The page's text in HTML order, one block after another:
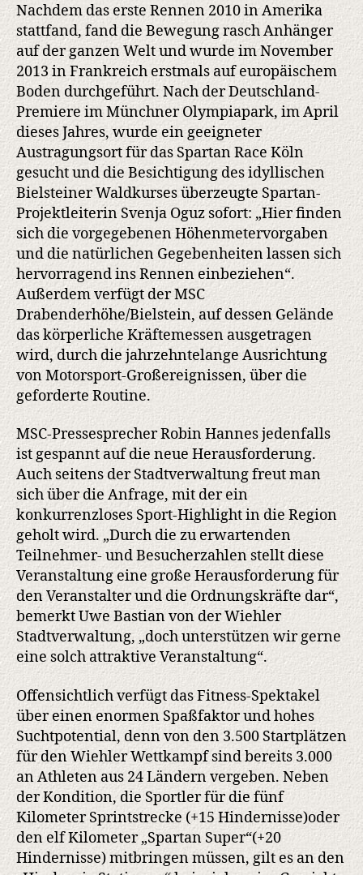
Nachdem das erste Rennen 2010 in Amerika
stattfand, fand die Bewegung rasch Anhänger
auf der ganzen Welt und wurde im November
2013 in Frankreich erstmals auf europäischem
Boden durchgeführt. Nach der Deutschland-
Premiere im Münchner Olympiapark, im April
dieses Jahres, wurde ein geeigneter
Austragungsort für das Spartan Race Köln
gesucht und die Besichtigung des idyllischen
Bielsteiner Waldkurses überzeugte Spartan-
Projektleiterin Svenja Oguz sofort: „Hier finden
sich die vorgegebenen Höhenmetervorgaben
und die natürlichen Gegebenheiten lassen sich
hervorragend ins Rennen einbeziehen“.
Außerdem verfügt der MSC
Drabenderhöhe/Bielstein, auf dessen Gelände
das körperliche Kräftemessen ausgetragen
wird, durch die jahrzehntelange Ausrichtung
von Motorsport-Großereignissen, über die
geforderte Routine.
MSC-Pressesprecher Robin Hannes jedenfalls
ist gespannt auf die neue Herausforderung.
Auch seitens der Stadtverwaltung freut man
sich über die Anfrage, mit der ein
konkurrenzloses Sport-Highlight in die Region
geholt wird. „Durch die zu erwartenden
Teilnehmer- und Besucherzahlen stellt diese
Veranstaltung eine große Herausforderung für
den Veranstalter und die Ordnungskräfte dar“,
bemerkt Uwe Bastian von der Wiehler
Stadtverwaltung, „doch unterstützen wir gerne
eine solch attraktive Veranstaltung“.
Offensichtlich verfügt das Fitness-Spektakel
über einen enormen Spaßfaktor und hohes
Suchtpotential, denn von den 3.500 Startplätzen
für den Wiehler Wettkampf sind bereits 3.000
an Athleten aus 24 Ländern vergeben. Neben
der Kondition, die Sportler für die fünf
Kilometer Sprintstrecke (+15 Hindernisse)oder
den elf Kilometer „Spartan Super“(+20
Hindernisse) mitbringen müssen, gilt es an den